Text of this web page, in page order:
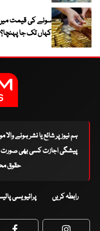
سونے کی قیمت میں
کہاں تک جا پہنچا؟
ہم نیوز پر شائع یا نشر ہونے
پیشگی اجازت کسی بھی صورت
حقوق
رابطہ کریں پرائیویسی